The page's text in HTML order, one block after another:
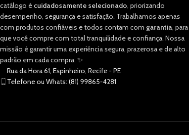
catálogo é cuidadosamente selecionado, priorizando
desempenho, segurança e satisfação. Trabalhamos apenas
com produtos confiáveis e todos contam com garantia, para
que você compre com total tranquilidade e confiança. Nossa
missão é garantir uma experiência segura, prazerosa e de alto
padrão em cada compra. ✨
Rua da Hora 61, Espinheiro, Recife - PE
Telefone ou Whats: (81) 99865-4281